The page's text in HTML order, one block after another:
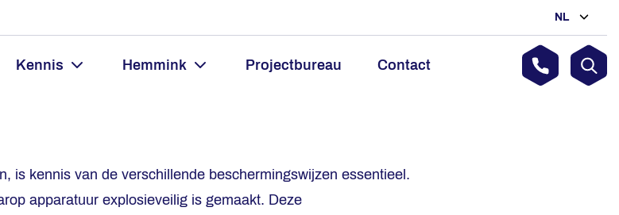
NL
Kennis Hemmink Projectbureau Contact
is kennis van de verschillende beschermingswijzen essentieel.
apparatuur explosieveilig is gemaakt. Deze